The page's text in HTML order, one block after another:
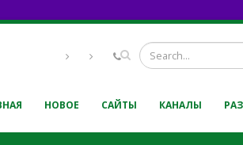
НОВОЕ САЙТЫ КАНАЛЫ